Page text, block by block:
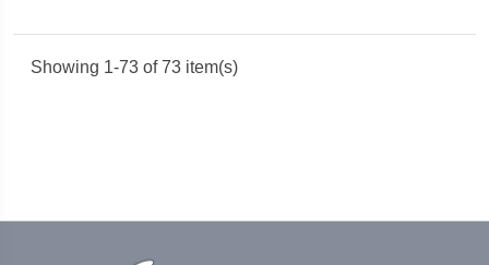
Showing 1-73 of 73 item(s)